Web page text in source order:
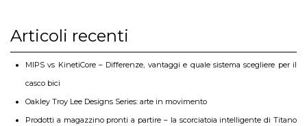
Articoli recenti
MIPS vs KinetiCore – Differenze, vantaggi e quale sistema scegliere per il
casco bici
Oakley Troy Lee Designs Series: arte in movimento
Prodotti a magazzino pronti a partire – la scorciatoia intelligente di Titano